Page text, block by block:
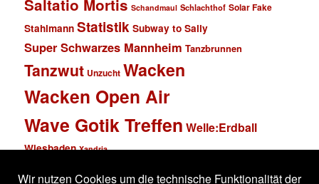
Saltatio Mortis Schandmaul Schlachthof Solar Fake
Stahlmann Statistik Subway to Sally
Super Schwarzes Mannheim Tanzbrunnen
Tanzwut Unzucht Wacken
Wacken Open Air
Wave Gotik Treffen Welle:Erdball
Wiesbaden Xandria